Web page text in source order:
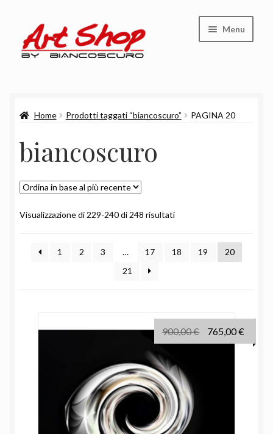
alla
navigazione
al
contenuto
Menu
Carrello
Cassa
Chi siamo
Home Prodotti taggati “biancoscuro” PAGINA 20
biancoscuro
Visualizzazione di 229-240 di 248 risultatiOrdina
al
1 2 3 … 17 18 19
20
21
900,00€
prezzo
765,00€